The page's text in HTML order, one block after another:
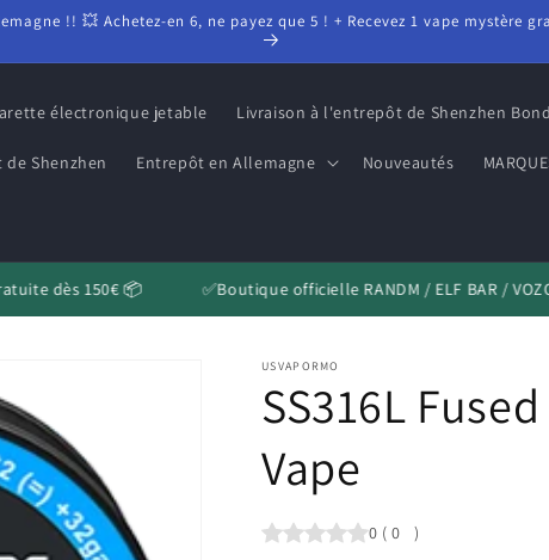
!! 💥 Achetez-en 6, ne payez que 5 ! + Recevez 1 vape mystère
électronique jetable Livraison à l'entrepôt de Shenzhen
Shenzhen Entrepôt en Allemagne Nouveautés
dès 150€ 📦 ✅Boutique officielle RANDM / ELF BAR /
USVAPORMO
SS316L
Vape
0 ( 0 )